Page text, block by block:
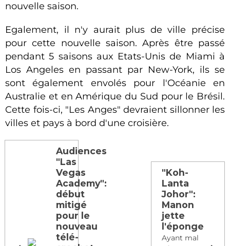
nouvelle saison.
Egalement, il n'y aurait plus de ville précise
pour cette nouvelle saison. Après être passé
pendant 5 saisons aux Etats-Unis de Miami à
Los Angeles en passant par New-York, ils se
sont également envolés pour l'Océanie en
Australie et en Amérique du Sud pour le Brésil.
Cette fois-ci, "Les Anges" devraient sillonner les
villes et pays à bord d'une croisière.
Audiences
"Las
Vegas
Academy":
début
mitigé
pour le
nouveau
télé-
"Koh-
Lanta
Johor":
Manon
jette
l'éponge
Ayant mal